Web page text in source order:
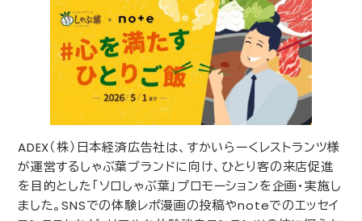
ADEX（株）日本経済広告社は、すかいらーくレストランツ様
が運営するしゃぶ葉ブランドに向け、ひとり客の来店促進
を目的とした「ソロしゃぶ葉」プロモーションを企画・実施し
ました。SNSでの体験レポ漫画の投稿やnoteでのエッセイ